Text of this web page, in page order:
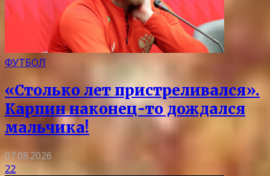
ФУТБОЛ
«Столько лет пристреливался».
Карпин наконец-то дождался
мальчика!
07.08.2026
22